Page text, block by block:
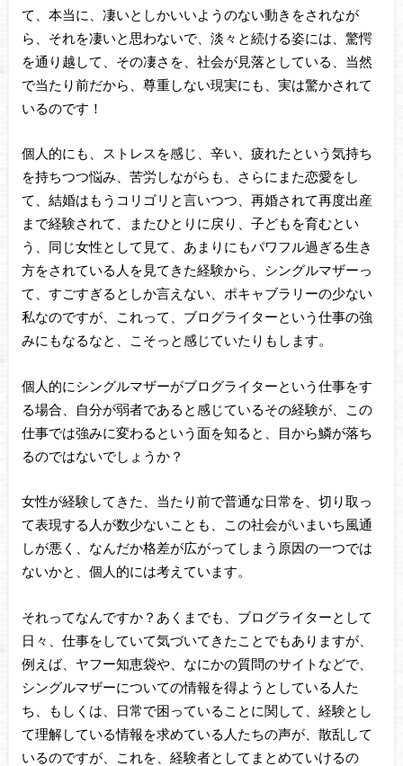
て、本当に、凄いとしかいいようのない動きをされなが
ら、それを凄いと思わないで、淡々と続ける姿には、驚愕
を通り越して、その凄さを、社会が見落としている、当然
で当たり前だから、尊重しない現実にも、実は驚かされて
いるのです！
個人的にも、ストレスを感じ、辛い、疲れたという気持ち
を持ちつつ悩み、苦労しながらも、さらにまた恋愛をし
て、結婚はもうコリゴリと言いつつ、再婚されて再度出産
まで経験されて、またひとりに戻り、子どもを育むとい
う、同じ女性として見て、あまりにもパワフル過ぎる生き
方をされている人を見てきた経験から、シングルマザーっ
て、すごすぎるとしか言えない、ポキャブラリーの少ない
私なのですが、これって、ブログライターという仕事の強
みにもなるなと、こそっと感じていたりもします。
個人的にシングルマザーがブログライターという仕事をす
る場合、自分が弱者であると感じているその経験が、この
仕事では強みに変わるという面を知ると、目から鱗が落ち
るのではないでしょうか？
女性が経験してきた、当たり前で普通な日常を、切り取っ
て表現する人が数少ないことも、この社会がいまいち風通
しが悪く、なんだか格差が広がってしまう原因の一つでは
ないかと、個人的には考えています。
それってなんですか？あくまでも、ブログライターとして
日々、仕事をしていて気づいてきたことでもありますが、
例えば、ヤフー知恵袋や、なにかの質問のサイトなどで、
シングルマザーについての情報を得ようとしている人た
ち、もしくは、日常で困っていることに関して、経験とし
て理解している情報を求めている人たちの声が、散乱して
いるのですが、これを、経験者としてまとめていけるの